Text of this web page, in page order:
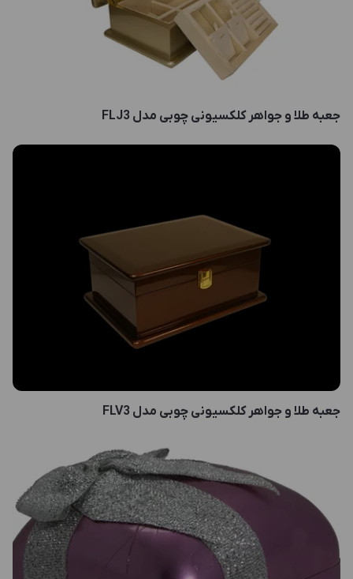
جعبه طلا و جواهر کلکسیونی چوبی مدل FLJ3
جعبه طلا و جواهر کلکسیونی چوبی مدل FLV3